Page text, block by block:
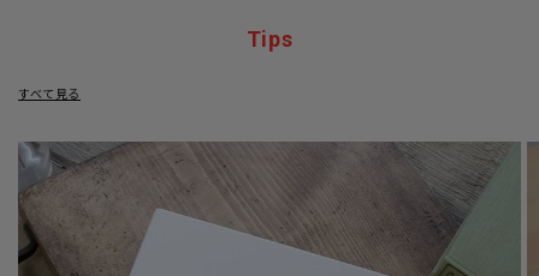
Tips
すべて見る